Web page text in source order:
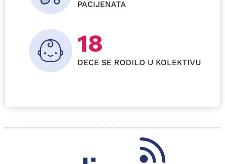
PACIJENATA
27+
DECE SE RODILO U KOLEKTIVU